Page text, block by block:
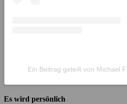
Ein Beitrag geteilt von Michael
Es wird persönlich